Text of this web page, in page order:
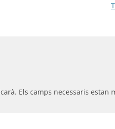
Els camps necessaris estan